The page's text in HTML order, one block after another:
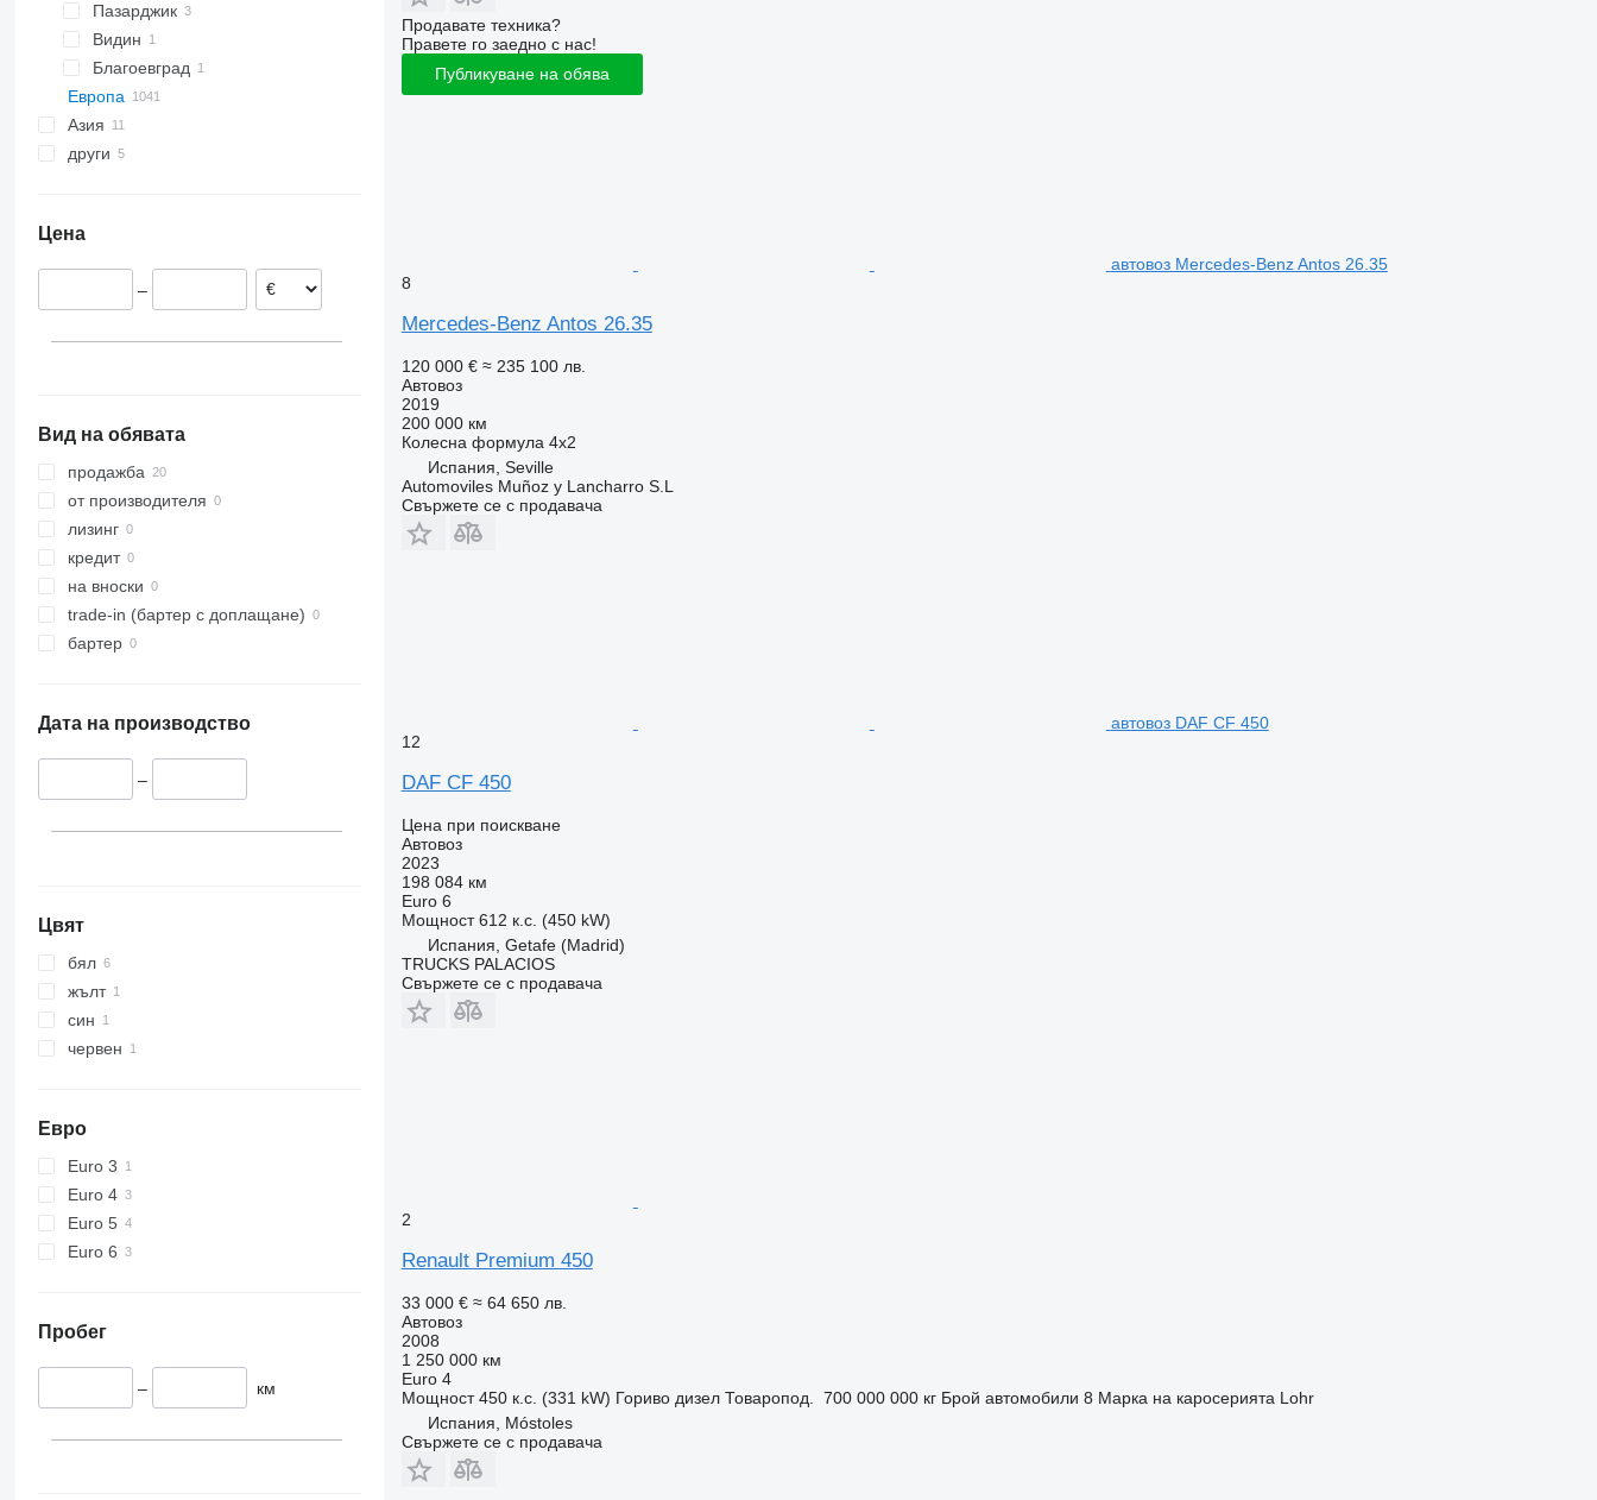
Пазарджик
Видин
Благоевград
Европа
Румъния
Белгия
Móstoles
Getafe
Malaga
Madrid
Murcia
Азия
други
Цена
–
Вид на обявата
продажба
от производителя
лизинг
кредит
на вноски
trade-in (бартер с доплащане)
бартер
Дата на производство
–
Цвят
бял
жълт
син
червен
Евро
Euro 3
Euro 4
Euro 5
Euro 6
Пробег
– км
Продавате техника?
Правете го заедно с нас!
Публикуване на обява
автовоз Mercedes-Benz Antos 26.35
8
Mercedes-Benz Antos 26.35
120 000 € ≈ 235 100 лв.
Автовоз
2019
200 000 км
Колесна формула 4x2
Испания, Seville
Automoviles Muñoz y Lancharro S.L
Свържете се с продавача
автовоз DAF CF 450
12
DAF CF 450
Цена при поискване
Автовоз
2023
198 084 км
Euro 6
Мощност 612 к.с. (450 kW)
Испания, Getafe (Madrid)
TRUCKS PALACIOS
Свържете се с продавача
2
Renault Premium 450
33 000 € ≈ 64 650 лв.
Автовоз
2008
1 250 000 км
Euro 4
Мощност 450 к.с. (331 kW) Гориво дизел Товаропод. 700 000 000 кг Брой автомобили 8 Марка на каросерията Lohr
Испания, Móstoles
Свържете се с продавача